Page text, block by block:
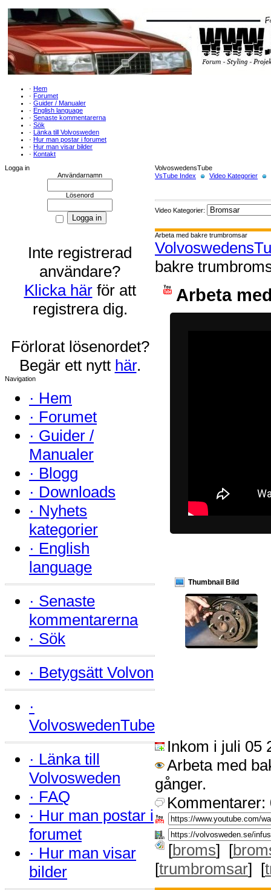
· Hem
· Forumet
· Guider / Manualer
· English language
· Senaste kommentarerna
· Sök
· Länka till Volvosweden
· Hur man postar i forumet
· Hur man visar bilder
· Kontakt
Logga in
Användarnamn
Lösenord
Inte registrerad
användare?
Klicka härför att
registrera dig.
Förlorat lösenordet?
Begär ett nytt här.
Navigation
· Hem
· Forumet
· Guider /
Manualer
· Blogg
· Downloads
· Nyhets
kategorier
· English
language
· Senaste
kommentarerna
· Sök
· Betygsätt Volvon
·
VolvoswedenTube
· Länka till
Volvosweden
· FAQ
· Hur man postar i
forumet
· Hur man visar
bilder
VolvoswedensTube
VsTube Index
Video Kategorier
Video Kategorier:
Arbeta med bakre trumbromsar
bakre
Arbeta
Thumbnail Bild
Inkom i juli 05
Arbeta med
gånger.
Kommentarer:
[broms] [
[trumbromsar] [